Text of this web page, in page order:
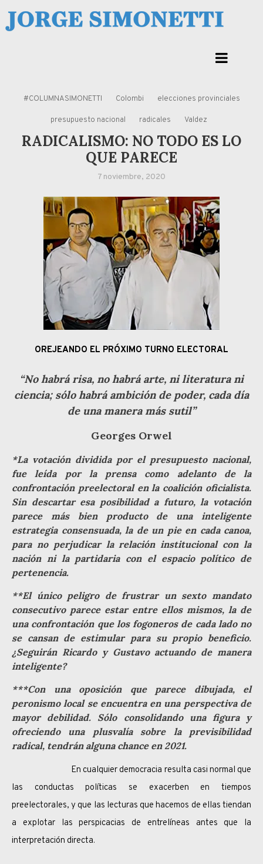
to
Jorge Eduardo Simonetti
#COLUMNASIMONETTI Colombi elecciones provinciales
presupuesto nacional radicales Valdez
RADICALISMO: NO TODO ES LO
QUE PARECE
7 noviembre, 2020
OREJEANDO EL PRÓXIMO TURNO ELECTORAL
“No habrá risa, no habrá arte, ni literatura ni
ciencia; sólo habrá ambición de poder, cada día
de una manera más sutil”
Georges Orwel
*La votación dividida por el presupuesto nacional,
fue leída por la prensa como adelanto de la
confrontación preelectoral en la coalición oficialista.
Sin descartar esa posibilidad a futuro, la votación
parece más bien producto de una inteligente
estrategia consensuada, la de un pie en cada canoa,
para no perjudicar la relación institucional con la
nación ni la partidaria con el espacio político de
pertenencia.
**El único peligro de frustrar un sexto mandato
consecutivo parece estar entre ellos mismos, la de
una confrontación que los fogoneros de cada lado no
se cansan de estimular para su propio beneficio.
¿Seguirán Ricardo y Gustavo actuando de manera
inteligente?
***Con una oposición que parece dibujada, el
peronismo local se encuentra en una perspectiva de
mayor debilidad. Sólo consolidando una figura y
ofreciendo una plusvalía sobre la previsibilidad
radical, tendrán alguna chance en 2021.
En cualquier democracia resulta casi normal que
las conductas políticas se exacerben en tiempos
preelectorales, y que las lecturas que hacemos de ellas tiendan
a explotar las perspicacias de entrelíneas antes que la
interpretación directa.